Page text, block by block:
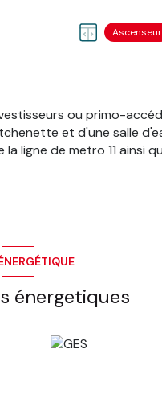
Ascenseur
ou primo-
et d'une salle
ligne de metro 11 ainsi
énergetiques